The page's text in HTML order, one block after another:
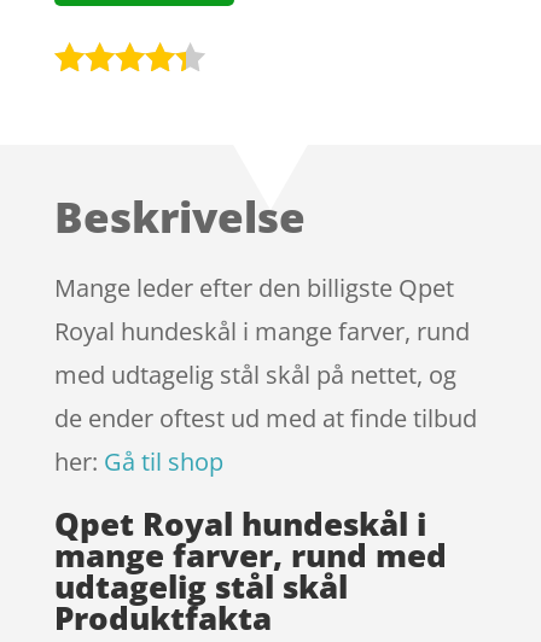
på
mmelser
Beskrivelse
Mange leder efter den billigste Qpet
Royal hundeskål i mange farver, rund
med udtagelig stål skål på nettet, og
de ender oftest ud med at finde tilbud
her: Gå til shop
Qpet Royal hundeskål i
mange farver, rund med
udtagelig stål skål
Produktfakta